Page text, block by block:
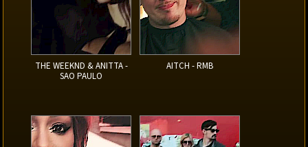
THE WEEKND & ANITTA -
SAO PAULO
AITCH - RMB